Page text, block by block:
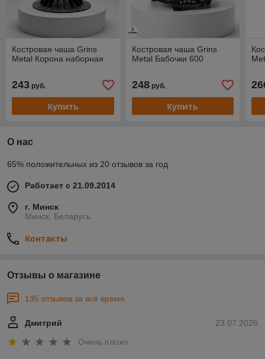
Костровая чаша Grins
Metal Корона наборная
243 руб.
Купить
Костровая чаша Grins
Metal Бабочки 600
248руб.
Купить
О нас
65% положительных из 20 отзывов за год
Работает с 21.09.2014
г. Минск
Минск, Беларусь
Контакты
Отзывы о магазине
135 отзывов за всё время
23.07.2026
Дмитрий
Очень плохо